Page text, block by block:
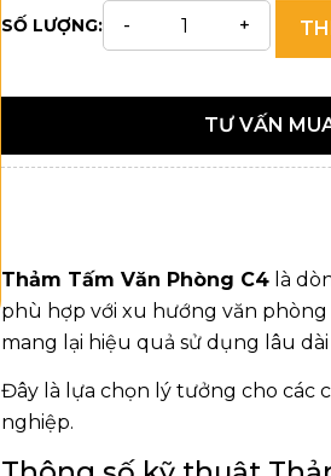
SỐ LƯỢNG:
TƯ VẤN
Thảm Tấm Văn Phòng C4 là
phù hợp với xu hướng văn
mang lại hiệu quả sử dụng lâu
Đây là lựa chọn lý tưởng cho các
nghiệp.